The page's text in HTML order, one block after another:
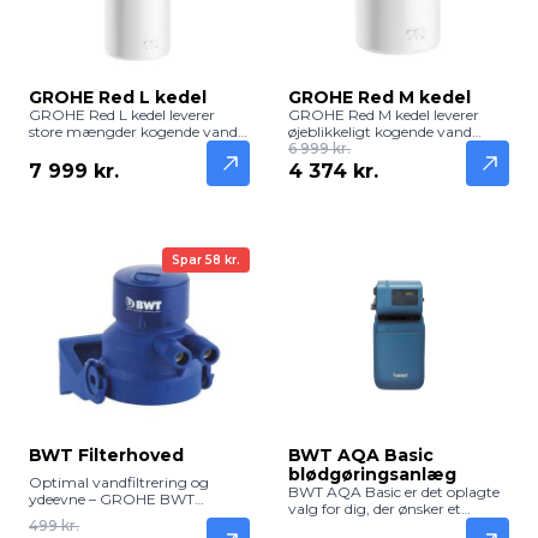
GROHE Red L kedel
GROHE Red L kedel leverer
store mængder kogende vand
familier og travle køkkener,
hvor der er brug for effektivitet,
7 999 kr.
GROHE Red M kedel
GROHE Red M kedel leverer
øjeblikkeligt kogende vand
direkte til din GROHE Red
vandhane. Kompakt,
energieffektiv og ideel til hurtig
6 999 kr.
4 374 kr.
Spar 58 kr.
BWT Filterhoved
Optimal vandfiltrering og
ydeevne – GROHE BWT
Filterhoved. Dette filterhoved er
kernen i dit GROHE Blue eller
499 kr.
BWT AQA Basic
blødgøringsanlæg
BWT AQA Basic er det oplagte
valg for dig, der ønsker et
effektivt værn mod kalk uden